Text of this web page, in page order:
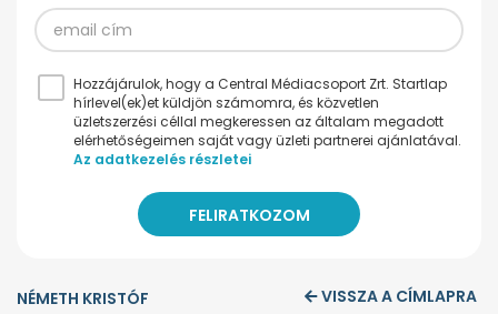
Hozzájárulok, hogy a Central Médiacsoport Zrt. Startlap
hírlevel(ek)et küldjön számomra, és közvetlen
üzletszerzési céllal megkeressen az általam megadott
elérhetőségeimen saját vagy üzleti partnerei ajánlatával.
Az adatkezelés részletei
NÉMETH KRISTÓF VISSZA A CÍMLAPRA